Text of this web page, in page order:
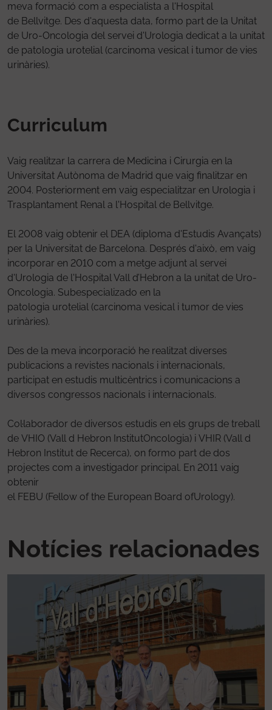
meva formació com a especialista a l'Hospital
de Bellvitge. Des d'aquesta data, formo part de la Unitat
de Uro-Oncologia del servei d'Urologia dedicat a la unitat
de patologia urotelial (carcinoma vesical i tumor de vies
urinàries).
Curriculum
Vaig realitzar la carrera de Medicina i Cirurgia en la
Universitat Autònoma de Madrid que vaig finalitzar en
2004. Posteriorment em vaig especialitzar en Urologia i
Trasplantament Renal a l'Hospital de Bellvitge.
El 2008 vaig obtenir el DEA (diploma d'Estudis Avançats)
per la Universitat de Barcelona. Després d'això, em vaig
incorporar en 2010 com a metge adjunt al servei
d'Urologia de l'Hospital Vall d’Hebron a la unitat de Uro-
Oncologia. Subespecializado en la
patologia urotelial (carcinoma vesical i tumor de vies
urinàries).
Des de la meva incorporació he realitzat diverses
publicacions a revistes nacionals i internacionals,
participat en estudis multicèntrics i comunicacions a
diversos congressos nacionals i internacionals.
Col·laborador de diversos estudis en els grups de treball
de VHIO (Vall d Hebron InstitutOncologia) i VHIR (Vall d
Hebron Institut de Recerca), on formo part de dos
projectes com a investigador principal. En 2011 vaig
obtenir
el FEBU (Fellow of the European Board ofUrology).
Notícies relacionades